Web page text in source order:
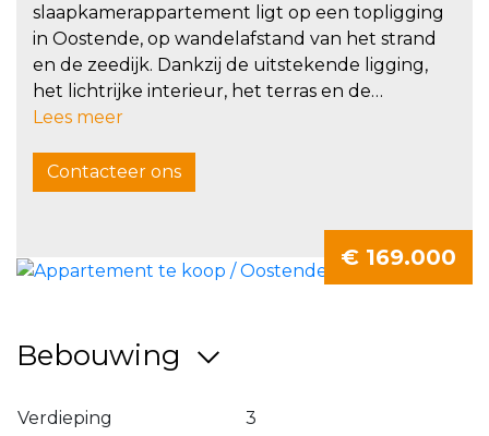
slaapkamerappartement ligt op een topligging
in Oostende, op wandelafstand van het strand
en de zeedijk. Dankzij de uitstekende ligging,
het lichtrijke interieur, het terras en de
privatieve berging is dit appartement ideaal als
opbrengsteigendom voor vakantieverhuur.
instagramkanaal: immo_jo_sold_by_jo
Vraag uw gratis schatting aan viajo@jo.immo
zeedijk, het strand, winkels, openbaar vervoer,
bevindt zich op wandelafstand, waardoor dit
appartement bijzonder interessant is voor eigen
Lees meer
Contacteer ons
€ 169.000
Bebouwing
Verdieping
3